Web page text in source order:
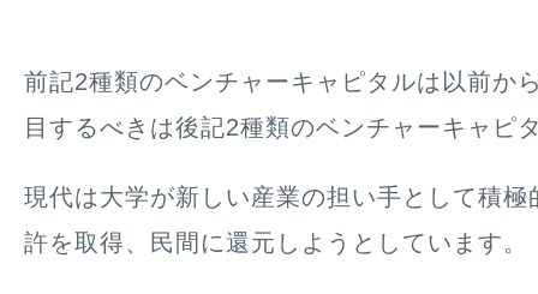
前記2種類のベンチャーキャピタルは以前か
目するべきは後記2種類のベンチャーキャピ
現代は大学が新しい産業の担い手として積極
許を取得、民間に還元しようとしています。